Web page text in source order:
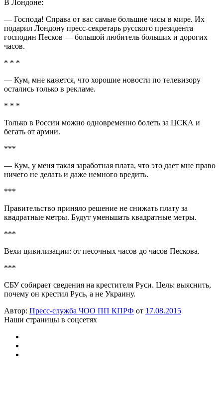
В Лондоне:
— Господа! Справа от вас самые большие часы в мире. Их
подарил Лондону пресс-секретарь русского президента
господин Песков — большой любитель больших и дорогих
часов.
* * *
— Кум, мне кажется, что хорошие новости по телевизору
остались только в рекламе.
* * *
Только в России можно одновременно болеть за ЦСКА и
бегать от армии.
***
— Кум, у меня такая заработная плата, что это дает мне право
ничего не делать и даже немного вредить.
***
Правительство приняло решение не снижать плату за
квадратные метры. Будут уменьшать квадратные метры.
***
Вехи цивилизации: от песочных часов до часов Пескова.
***
СБУ собирает сведения на крестителя Руси. Цель: выяснить,
почему он крестил Русь, а не Украину.
Автор: Пресс-служба ЧОО ПП КПРФ от 17.08.2015
Наши страницы в соцсетях